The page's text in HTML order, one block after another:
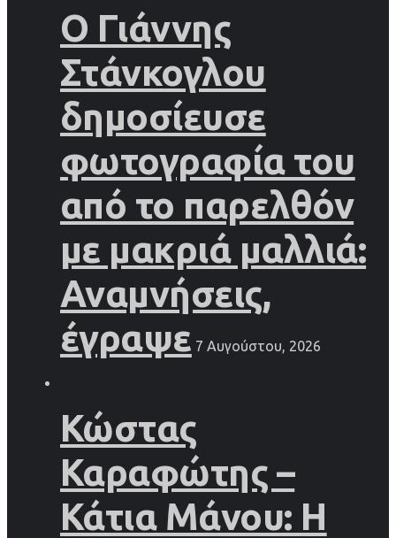
Ο Γιάννης
Στάνκογλου
δημοσίευσε
φωτογραφία του
από το παρελθόν
με μακριά μαλλιά:
Αναμνήσεις,
έγραψε 7 Αυγούστου, 2026
Κώστας
Καραφώτης –
Κάτια Μάνου: Η